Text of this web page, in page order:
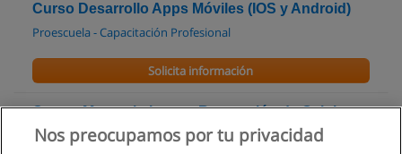
Curso Desarrollo Apps Móviles (IOS y Android)
Proescuela - Capacitación Profesional
Solicita información
Curso: Mantenimiento y Reparación de Celulares
y Tablets
Nos preocupamos por tu privacidad